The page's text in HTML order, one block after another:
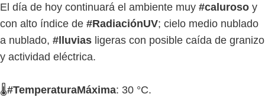
El día de hoy continuará el ambiente muy #caluroso y
con alto índice de #RadiaciónUV; cielo medio nublado
a nublado, #lluvias ligeras con posible caída de granizo
y actividad eléctrica.
🌡#TemperaturaMáxima: 30 °C.